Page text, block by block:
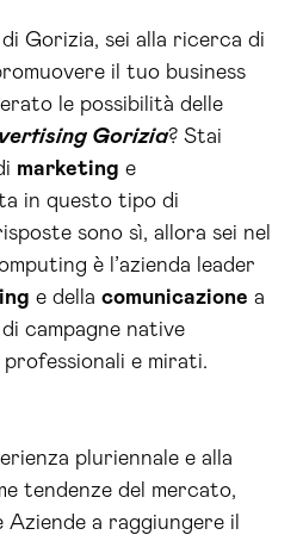
Gorizia, sei alla ricerca di
il tuo business
le possibilità delle
Gorizia? Stai
marketing e
in questo tipo di
sono sì, allora sei nel
è l’azienda leader
e della comunicazione a
campagne native
e mirati.
pluriennale e alla
tendenze del mercato,
a raggiungere il